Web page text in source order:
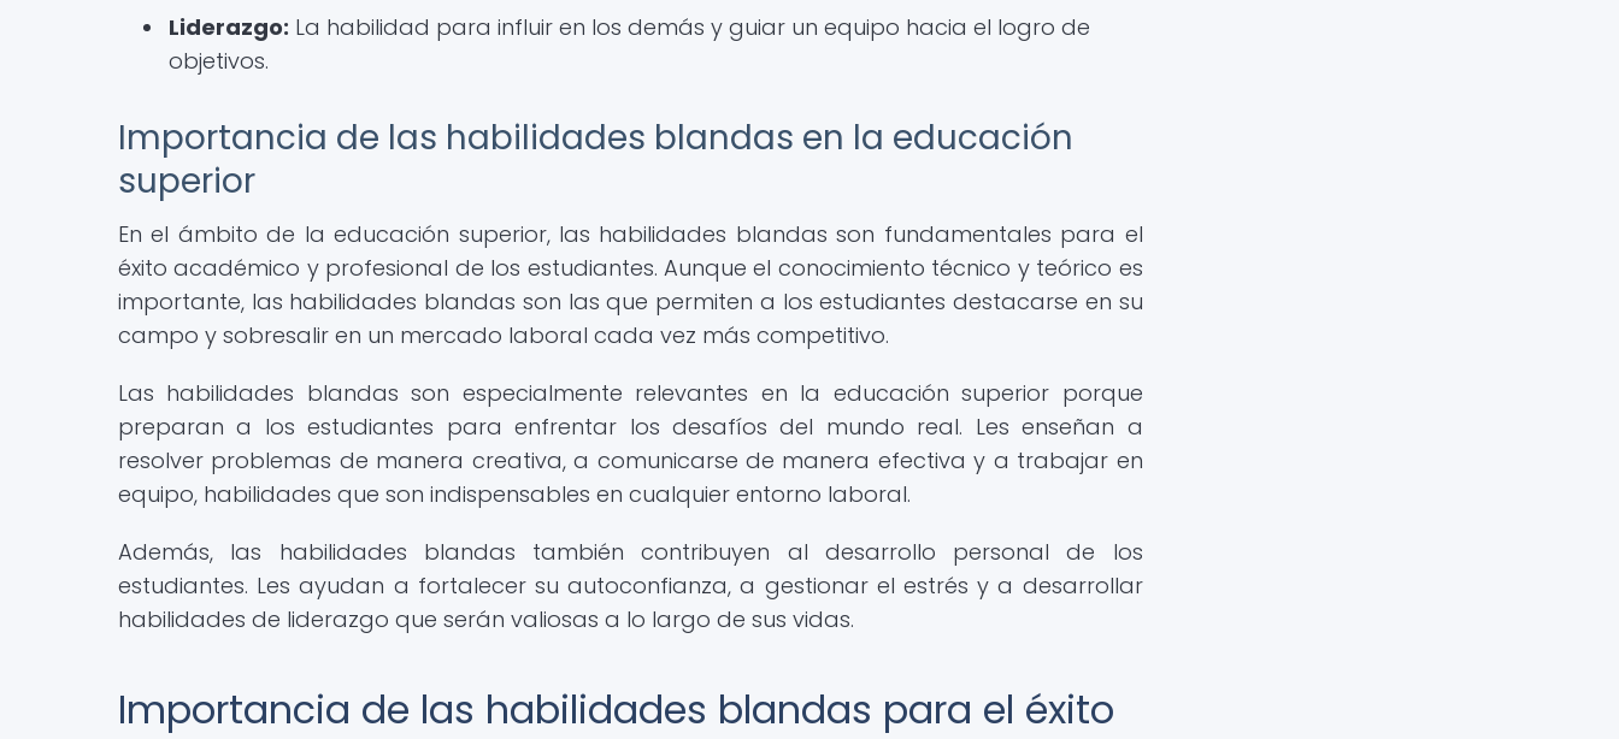
Liderazgo: La habilidad para influir en los demás y guiar un equipo hacia el logro de
objetivos.
Importancia de las habilidades blandas en la educación
superior
En el ámbito de la educación superior, las habilidades blandas son fundamentales para el
éxito académico y profesional de los estudiantes. Aunque el conocimiento técnico y teórico es
importante, las habilidades blandas son las que permiten a los estudiantes destacarse en su
campo y sobresalir en un mercado laboral cada vez más competitivo.
Las habilidades blandas son especialmente relevantes en la educación superior porque
preparan a los estudiantes para enfrentar los desafíos del mundo real. Les enseñan a
resolver problemas de manera creativa, a comunicarse de manera efectiva y a trabajar en
equipo, habilidades que son indispensables en cualquier entorno laboral.
Además, las habilidades blandas también contribuyen al desarrollo personal de los
estudiantes. Les ayudan a fortalecer su autoconfianza, a gestionar el estrés y a desarrollar
habilidades de liderazgo que serán valiosas a lo largo de sus vidas.
Importancia de las habilidades blandas para el éxito